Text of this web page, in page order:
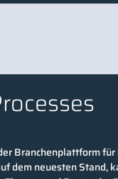
Branchenplattform
dem neuesten Stand,